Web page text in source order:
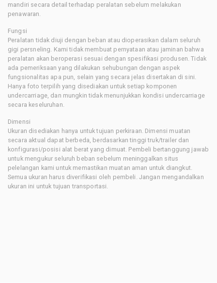
mandiri secara detail terhadap peralatan sebelum melakukan
penawaran.
Fungsi
Peralatan tidak diuji dengan beban atau dioperasikan dalam seluruh
gigi persneling. Kami tidak membuat pernyataan atau jaminan bahwa
peralatan akan beroperasi sesuai dengan spesifikasi produsen. Tidak
ada pemeriksaan yang dilakukan sehubungan dengan aspek
fungsionalitas apa pun, selain yang secara jelas disertakan di sini.
Hanya foto terpilih yang disediakan untuk setiap komponen
undercarriage, dan mungkin tidak menunjukkan kondisi undercarriage
secara keseluruhan.
Dimensi
Ukuran disediakan hanya untuk tujuan perkiraan. Dimensi muatan
secara aktual dapat berbeda, berdasarkan tinggi truk/trailer dan
konfigurasi/posisi alat berat yang dimuat. Pembeli bertanggung jawab
untuk mengukur seluruh beban sebelum meninggalkan situs
pelelangan kami untuk memastikan muatan aman untuk diangkut.
Semua ukuran harus diverifikasi oleh pembeli. Jangan mengandalkan
ukuran ini untuk tujuan transportasi.